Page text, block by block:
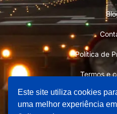
Política de
Termos e
Este site utiliza cookies
uma melhor experiência